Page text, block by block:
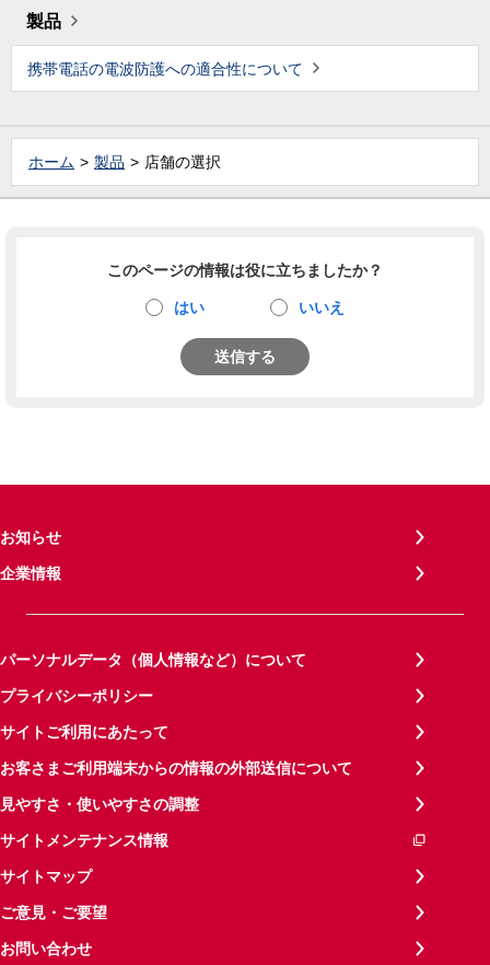
製品
携帯電話の電波防護への適合性について
ホーム 製品 店舗の選択
このページの情報は役に立ちましたか？
はい いいえ
送信する
お知らせ
企業情報
パーソナルデータ（個人情報など）について
プライバシーポリシー
サイトご利用にあたって
お客さまご利用端末からの情報の外部送信について
見やすさ・使いやすさの調整
サイトメンテナンス情報
サイトマップ
ご意見・ご要望
お問い合わせ